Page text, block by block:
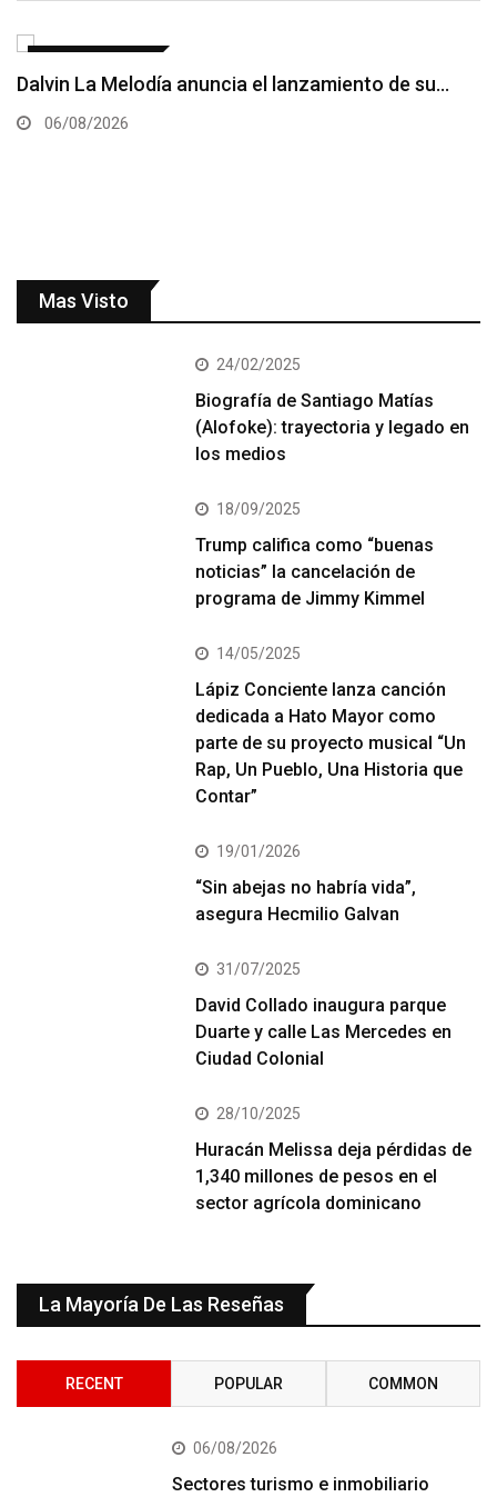
Acroarte evaluará primer semestre del año en ruta
al Premios…
Mas Visto
24/02/2025
Biografía de Santiago Matías
(Alofoke): trayectoria y legado en
los medios
18/09/2025
Trump califica como “buenas
noticias” la cancelación de
programa de Jimmy Kimmel
14/05/2025
Lápiz Conciente lanza canción
dedicada a Hato Mayor como
parte de su proyecto musical “Un
Rap, Un Pueblo, Una Historia que
Contar”
19/01/2026
“Sin abejas no habría vida”,
asegura Hecmilio Galvan
31/07/2025
David Collado inaugura parque
Duarte y calle Las Mercedes en
Ciudad Colonial
28/10/2025
Huracán Melissa deja pérdidas de
1,340 millones de pesos en el
sector agrícola dominicano
La Mayoría De Las Reseñas
RECENT POPULAR COMMON
06/08/2026
Sectores turismo e inmobiliario